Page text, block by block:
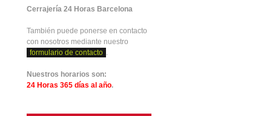
Cerrajería 24 Horas Barcelona
También puede ponerse en contacto
con nosotros mediante nuestro
formulario de contacto
Nuestros horarios son:
24 Horas 365 días al año.